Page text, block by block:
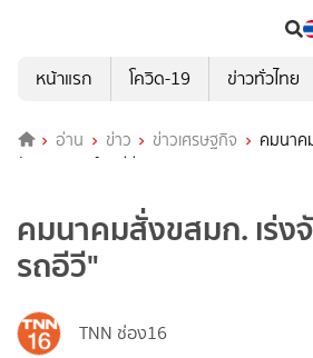
หน้าแรก
โควิด-19 ข่าวทั่วไทย
อ่าน ข่าว ข่าวเศรษฐกิจ
คมนาค
จัดหา"รถเมล์รถอีวี"
คมนาคมสั่งขสมก. เร่ง
รถอีวี"
TNN ช่อง16